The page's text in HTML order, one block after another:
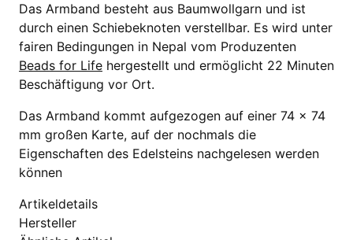
Das Armband besteht aus Baumwollgarn und ist
durch einen Schiebeknoten verstellbar. Es wird unter
fairen Bedingungen in Nepal vom Produzenten
Beads for Life hergestellt und ermöglicht 22 Minuten
Beschäftigung vor Ort.
Das Armband kommt aufgezogen auf einer 74 x 74
mm großen Karte, auf der nochmals die
Eigenschaften des Edelsteins nachgelesen werden
können
Artikeldetails
Hersteller